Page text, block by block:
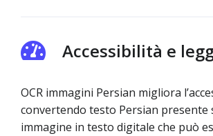
Accessibilità e
OCR immagini Persian migliora
convertendo testo Persian presente
immagine in testo digitale che può